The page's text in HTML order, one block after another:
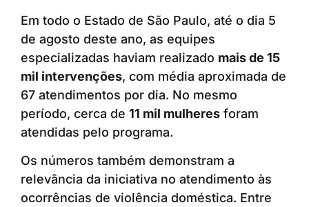
Em todo o Estado de São Paulo, até o dia 5
de agosto deste ano, as equipes
especializadas haviam realizado mais de 15
mil intervenções, com média aproximada de
67 atendimentos por dia. No mesmo
período, cerca de 11 mil mulheres foram
atendidas pelo programa.
Os números também demonstram a
relevância da iniciativa no atendimento às
ocorrências de violência doméstica. Entre